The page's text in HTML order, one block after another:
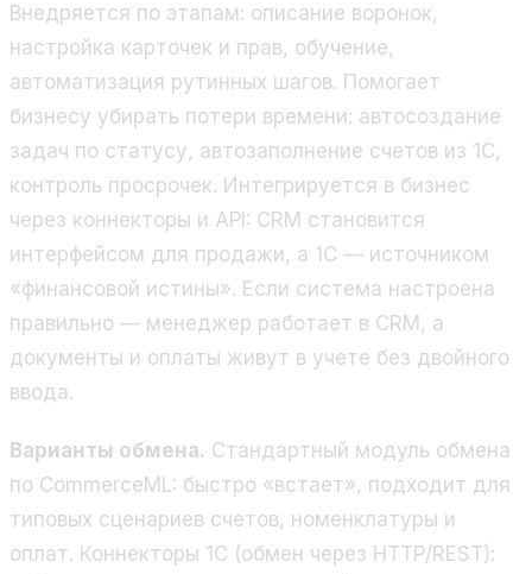
Внедряется по этапам: описание воронок,
настройка карточек и прав, обучение,
автоматизация рутинных шагов. Помогает
бизнесу убирать потери времени: автосоздание
задач по статусу, автозаполнение счетов из 1С,
контроль просрочек. Интегрируется в бизнес
через коннекторы и API: CRM становится
интерфейсом для продажи, а 1С — источником
«финансовой истины». Если система настроена
правильно — менеджер работает в CRM, а
документы и оплаты живут в учете без двойного
ввода.
Варианты обмена. Стандартный модуль обмена
по CommerceML: быстро «встает», подходит для
типовых сценариев счетов, номенклатуры и
оплат. Коннекторы 1С (обмен через HTTP/REST):